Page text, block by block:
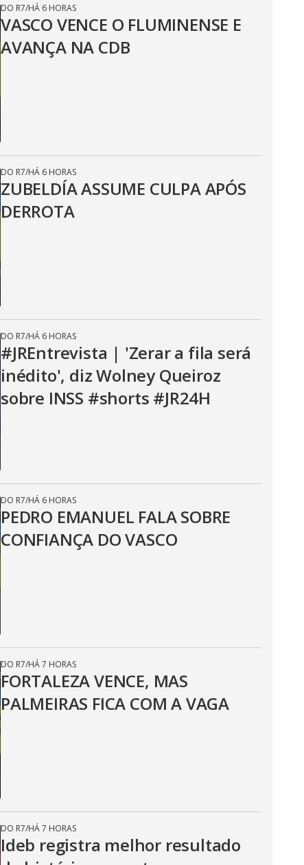
DO R7/HÁ 6 HORAS
VASCO VENCE O FLUMINENSE E
AVANÇA NA CDB
DO R7/HÁ 6 HORAS
ZUBELDÍA ASSUME CULPA APÓS
DERROTA
DO R7/HÁ 6 HORAS
#JREntrevista | 'Zerar a fila será
inédito', diz Wolney Queiroz
sobre INSS #shorts #JR24H
DO R7/HÁ 6 HORAS
PEDRO EMANUEL FALA SOBRE
CONFIANÇA DO VASCO
DO R7/HÁ 7 HORAS
FORTALEZA VENCE, MAS
PALMEIRAS FICA COM A VAGA
DO R7/HÁ 7 HORAS
Ideb registra melhor resultado